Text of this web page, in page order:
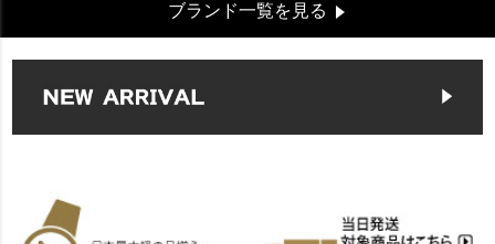
ブランド一覧を見る